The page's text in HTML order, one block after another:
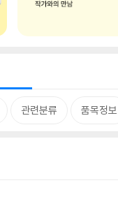
관련분류 품목정보